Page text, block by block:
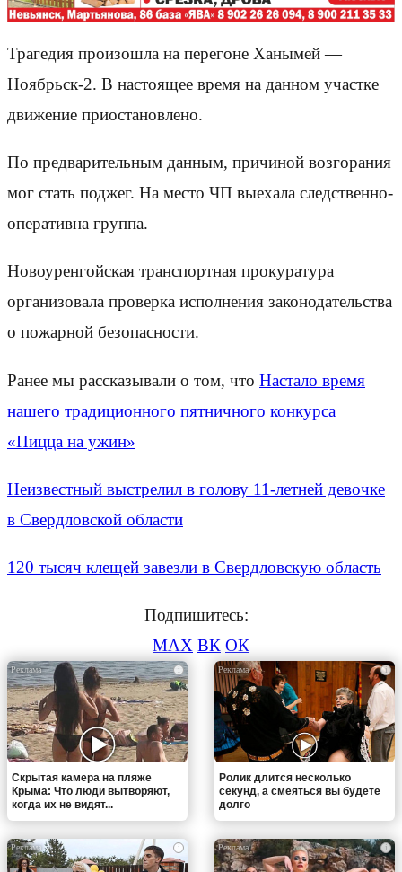
Трагедия произошла на перегоне Ханымей —
Ноябрьск-2. В настоящее время на данном участке
движение приостановлено.
По предварительным данным, причиной возгорания
мог стать поджег. На место ЧП выехала следственно-
оперативна группа.
Новоуренгойская транспортная прокуратура
организовала проверка исполнения законодательства
о пожарной безопасности.
Ранее мы рассказывали о том, что Настало время
нашего традиционного пятничного конкурса
«Пицца на ужин»
Неизвестный выстрелил в голову 11-летней девочке
в Свердловской области
120 тысяч клещей завезли в Свердловскую область
Подпишитесь:
MAX ВК ОК
i
Скрытая камера на пляже
Крыма: Что люди вытворяют,
когда их не видят...
i
Ролик длится несколько
секунд, а смеяться вы будете
долго
i i